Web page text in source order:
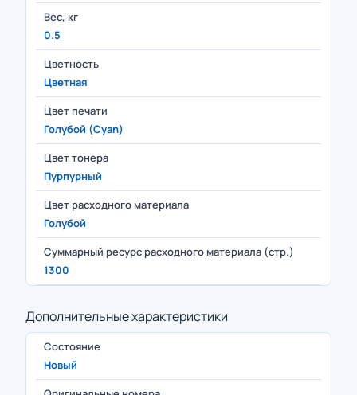
Вес, кг
0.5
Цветность
Цветная
Цвет печати
Голубой (Cyan)
Цвет тонера
Пурпурный
Цвет расходного материала
Голубой
Суммарный ресурс расходного материала (стр.)
1300
Дополнительные характеристики
Состояние
Новый